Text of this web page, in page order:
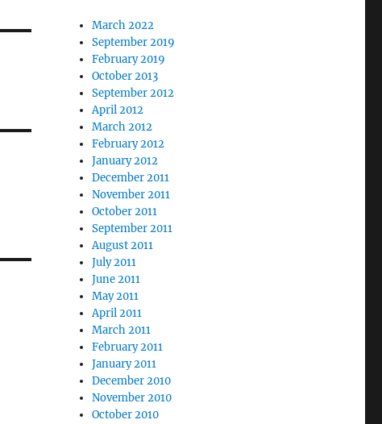
March 2022
September 2019
February 2019
October 2013
September 2012
April 2012
March 2012
February 2012
January 2012
December 2011
November 2011
October 2011
September 2011
August 2011
July 2011
June 2011
May 2011
April 2011
March 2011
February 2011
January 2011
December 2010
November 2010
October 2010